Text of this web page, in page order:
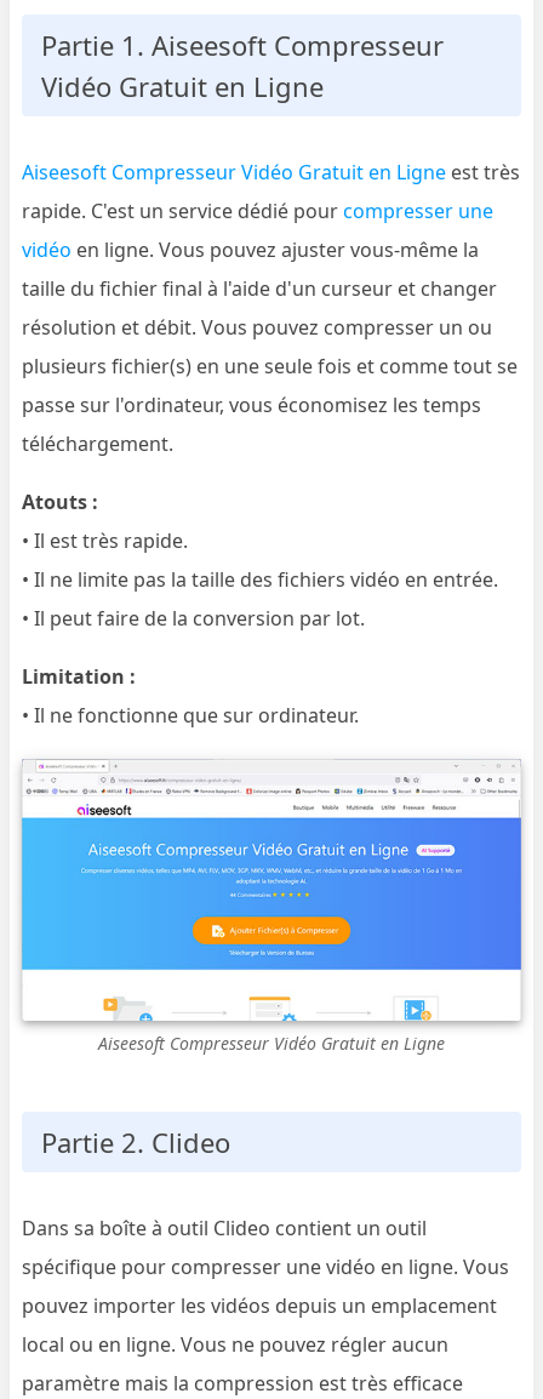
Partie 1. Aiseesoft Compresseur
Vidéo Gratuit en Ligne
Aiseesoft Compresseur Vidéo Gratuit en Ligne est très
rapide. C'est un service dédié pourcompresser une
vidéo en ligne. Vous pouvez ajuster vous-même la
taille du fichier final à l'aide d'un curseur et changer
résolution et débit. Vous pouvez compresser un ou
plusieurs fichier(s) en une seule fois et comme tout se
passe sur l'ordinateur, vous économisez les temps
téléchargement.
Atouts :
• Il est très rapide.
• Il ne limite pas la taille des fichiers vidéo en entrée.
• Il peut faire de la conversion par lot.
Limitation :
• Il ne fonctionne que sur ordinateur.
Aiseesoft Compresseur Vidéo Gratuit en Ligne
Partie 2. Clideo
Dans sa boîte à outil Clideo contient un outil
spécifique pour compresser une vidéo en ligne. Vous
pouvez importer les vidéos depuis un emplacement
local ou en ligne. Vous ne pouvez régler aucun
paramètre mais la compression est très efficace